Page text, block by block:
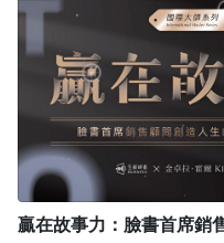
贏在故事力：臉書首席銷